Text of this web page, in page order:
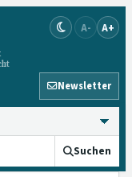
A- A+
Newsletter
Suchen